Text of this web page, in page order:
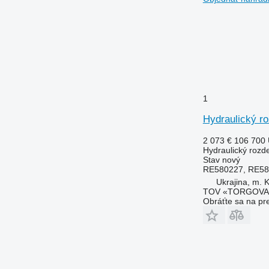
1
Hydraulický
2 073 € 106 700
Hydraulický
Stavnový
RE580227,
Ukrajina, m.
TOV
Obráťte sa na